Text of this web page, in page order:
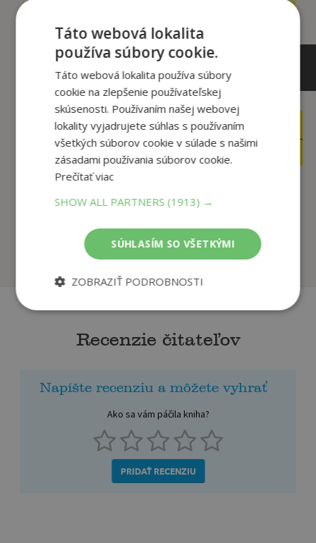
14,90€
6 ,95
Prach alebo popol
15
Porazme hoaxy!
Na sklade
Recenzie čitateľov
Napíšte recenziu a môžete vyhrať
Ako sa vám páčila kniha?
PRIDAŤ RECENZIU
Táto webová lokalita
používa súbory cookie.
Táto webová lokalita používa súbory
cookie na zlepšenie používateľskej
skúsenosti. Používaním našej webovej
lokality vyjadrujete súhlas s používaním
všetkých súborov cookie v súlade s našimi
zásadami používania súborov cookie.
Prečítať viac
SHOW ALL PARTNERS (1913) →
SÚHLASÍM SO VŠETKÝMI
ZOBRAZIŤ PODROBNOSTI